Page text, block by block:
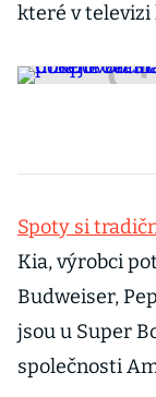
které v
Spoty si
Kia, výrobci
Budweiser,
jsou u Super
společnosti